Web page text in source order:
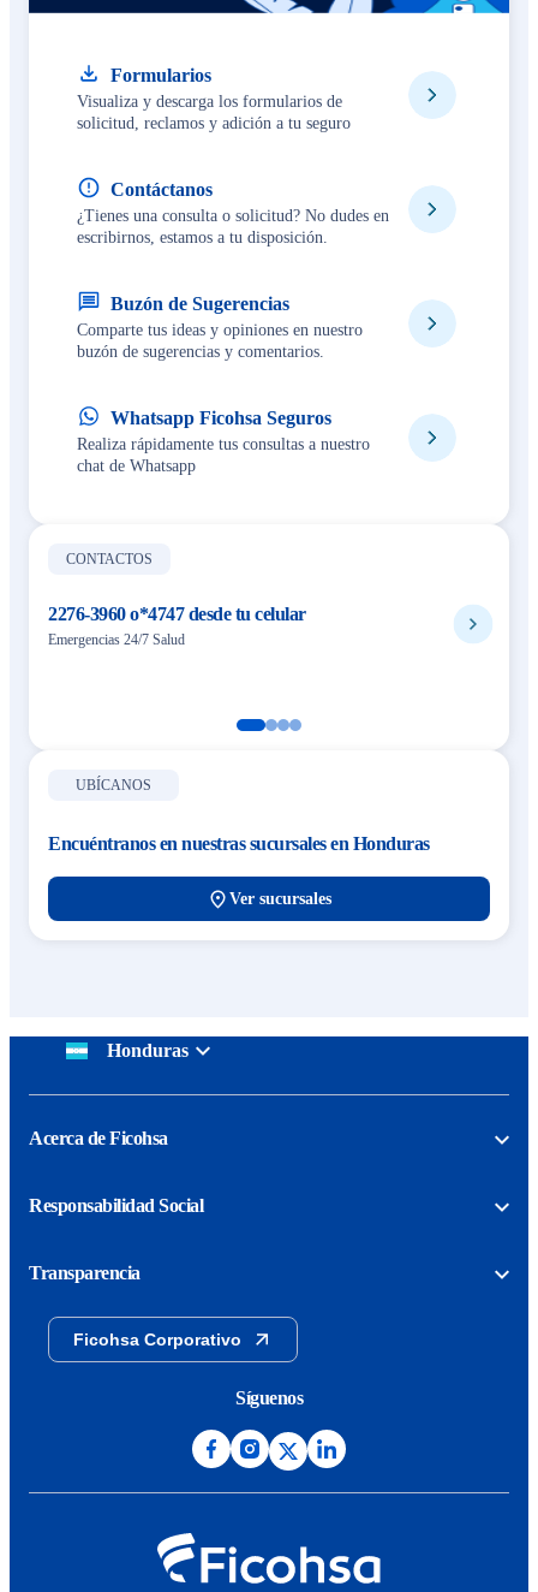
Formularios
Visualiza y descarga los formularios de
solicitud, reclamos y adición a tu seguro
Contáctanos
¿Tienes una consulta o solicitud? No dudes en
escribirnos, estamos a tu disposición.
Buzón de Sugerencias
Comparte tus ideas y opiniones en nuestro
buzón de sugerencias y comentarios.
Whatsapp Ficohsa Seguros
Realiza rápidamente tus consultas a nuestro
chat de Whatsapp
CONTACTOS
2276-3960 o*4747 desde tu celular
Emergencias 24/7 Salud
UBÍCANOS
Encuéntranos en nuestras sucursales en Honduras
Ver sucursales
Honduras
Acerca de Ficohsa
Responsabilidad Social
Transparencia
Ficohsa Corporativo
Síguenos